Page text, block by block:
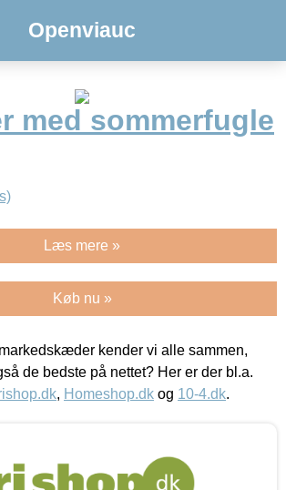
Openviauc
med sommerfugle
Læs mere »
Køb nu »
kender vi alle sammen,
de bedste på nettet? Her er der bl.a.
, Homeshop.dk og 10-4.dk.